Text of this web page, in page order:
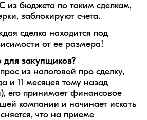
из бюджета по таким сделкам,
заблокируют счета.
сделка находится под
от ее размера!
для закупщиков?
из налоговой про сделку,
и 11 месяцев тому назад
его принимает финансовое
компании и начинает искать
что на приеме